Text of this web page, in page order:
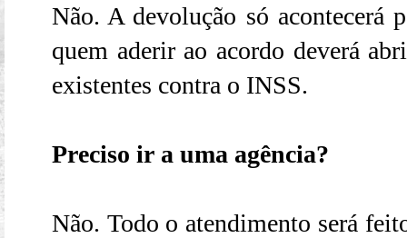
Não. A devolução só acontecerá
quem aderir ao acordo deverá
existentes contra o INSS.
Preciso ir a uma agência?
Não. Todo o atendimento será